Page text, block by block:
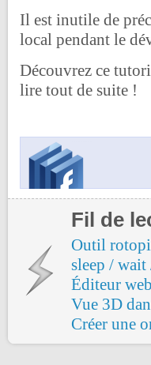
Il est inutile de
local pendant le
Découvrez ce
lire tout de suite !
Fil de
Outil
sleep / wait
Éditeur
Vue 3D
Créer une